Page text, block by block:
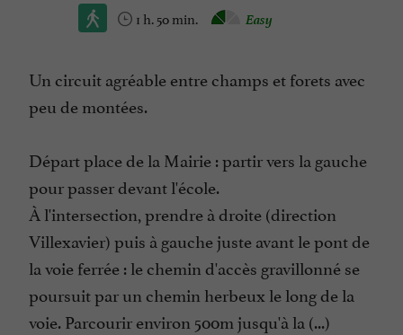
1 h. 50 min. Easy
Un circuit agréable entre champs et forets avec
peu de montées.
Départ place de la Mairie : partir vers la gauche
pour passer devant l'école.
À l'intersection, prendre à droite (direction
Villexavier) puis à gauche juste avant le pont de
la voie ferrée : le chemin d'accès gravillonné se
poursuit par un chemin herbeux le long de la
voie. Parcourir environ 500m jusqu'à la (...)